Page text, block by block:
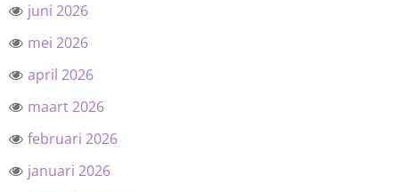
juni 2026
mei 2026
april 2026
maart 2026
februari 2026
januari 2026